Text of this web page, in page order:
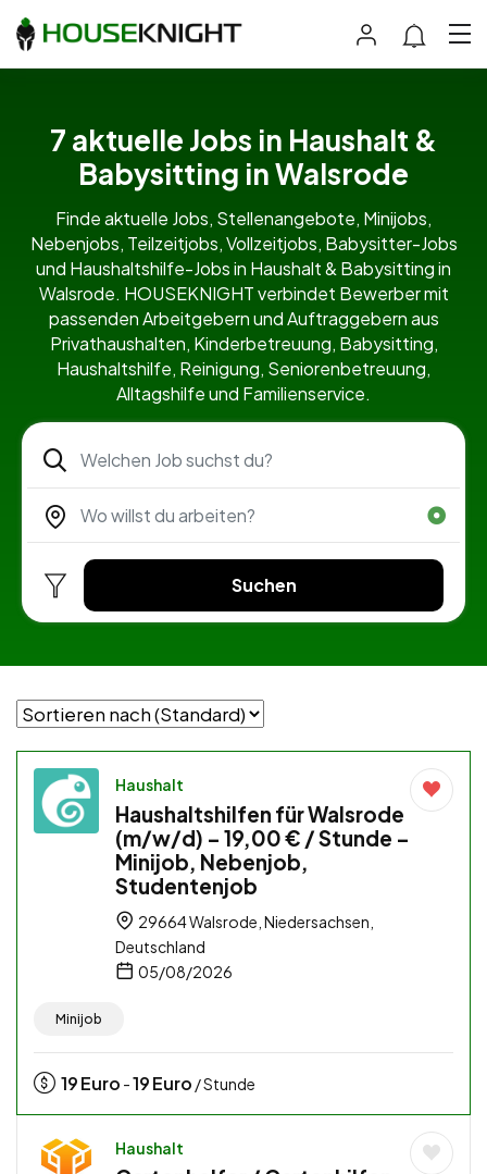
7 aktuelle Jobs in Haushalt &
Babysitting in Walsrode
Finde aktuelle Jobs, Stellenangebote, Minijobs,
Nebenjobs, Teilzeitjobs, Vollzeitjobs, Babysitter-Jobs
und Haushaltshilfe-Jobs in Haushalt & Babysitting in
Walsrode. HOUSEKNIGHT verbindet Bewerber mit
passenden Arbeitgebern und Auftraggebern aus
Privathaushalten, Kinderbetreuung, Babysitting,
Haushaltshilfe, Reinigung, Seniorenbetreuung,
Alltagshilfe und Familienservice.
Suchen
Haushalt
Haushaltshilfen für Walsrode
(m/w/d) – 19,00 € / Stunde –
Minijob, Nebenjob,
Studentenjob
29664 Walsrode, Niedersachsen,
Deutschland
05/08/2026
Minijob
19Euro -19Euro / Stunde
Haushalt